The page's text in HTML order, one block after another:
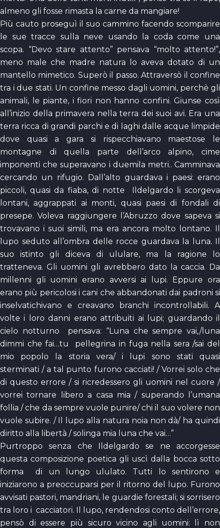
almeno gli fosse rimasta la carne da mangiare!
Più cauto proseguì il suo cammino facendo scomparire
le sue tracce sulla neve usando la coda come una
scopa. “Devo stare attento” pensava “molto attento!”,
meno male che madre natura lo aveva dotato di un
mantello mimetico. Superò il passo. Attraversò il confine
tra i due stati. Un confine messo dagli uomini, perchè gli
animali, le piante, i fiori non hanno confini. Giunse così
all’inizio della primavera nella terra dei suoi avi. Era una
terra ricca di grandi parchi e di laghi dalle acque limpide
dove quasi a gara si rispecchiavano maestose le
montagne di quella parte dell’arco alpino, cime
imponenti che superavano i duemila metri.. Camminava
cercando un rifugio. Dall’alto guardava i paesi: erano
piccoli, quasi da fiaba, di notte Ildelgardo li scorgeva
lontani, aggrappati ai monti, quasi paesi di fondali di
presepe. Voleva raggiungere l’Abruzzo dove sapeva si
trovavano i suoi simili, ma era ancora molto lontano. Il
lupo seduto all’ombra delle rocce guardava la luna. Il
suo istinto gli diceva di ululare, ma la ragione lo
tratteneva. Gli uomini gli avrebbero dato la caccia. Da
millenni gli uomini erano avversi ai lupi. Eppure ora
erano più pericolosi i cani che abbandonati dai padroni si
inselvatichivano e creavano branchi incontrollabili. A
volte i loro danni erano attribuiti ai lupi; guardando il
cielo notturno pensava: “Luna che sempre vai,/luna
dimmi che fai…tu pellegrina in fuga nella sera /sai del
mio popolo la storia vera/ i lupi sono stati quasi
sterminati / a tal punto furono cacciati! / Vorrei solo che
di questo errore / si ricredessero gli uomini nel cuore /
vorrei tornare libero a casa mia / superando l’umana
follia / che da sempre vuole punire/ chi il suo volere non
vuole subire. / Il lupo alla natura noia non dà/ ha quindi
diritto alla libertà / solinga mia luna che vai…”
Purtroppo senza che Ildelgardo se ne accorgesse
questa composizione poetica gli uscì dalla bocca sotto
forma di un lungo ululato. Tutti lo sentirono e
iniziarono a preoccuparsi per il ritorno del lupo. Furono
avvisati pastori, mandriani, le guardie forestali; si sorrisero
tra loro i cacciatori. Il lupo, rendendosi conto dell’errore,
pensò di essere più sicuro vicino agli uomini: lì non